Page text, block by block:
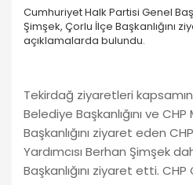
Cumhuriyet Halk Partisi Genel
Şimşek, Çorlu İlçe Başkanlığını
açıklamalarda bulundu.
Tekirdağ ziyaretleri
Belediye Başkanlığını ve
Başkanlığını ziyaret eden
Yardımcısı Berhan Şimşek
Başkanlığını ziyaret etti. CHP